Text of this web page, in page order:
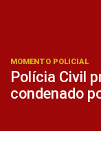
MOMENTO POLICIAL
Polícia Civil
condenado